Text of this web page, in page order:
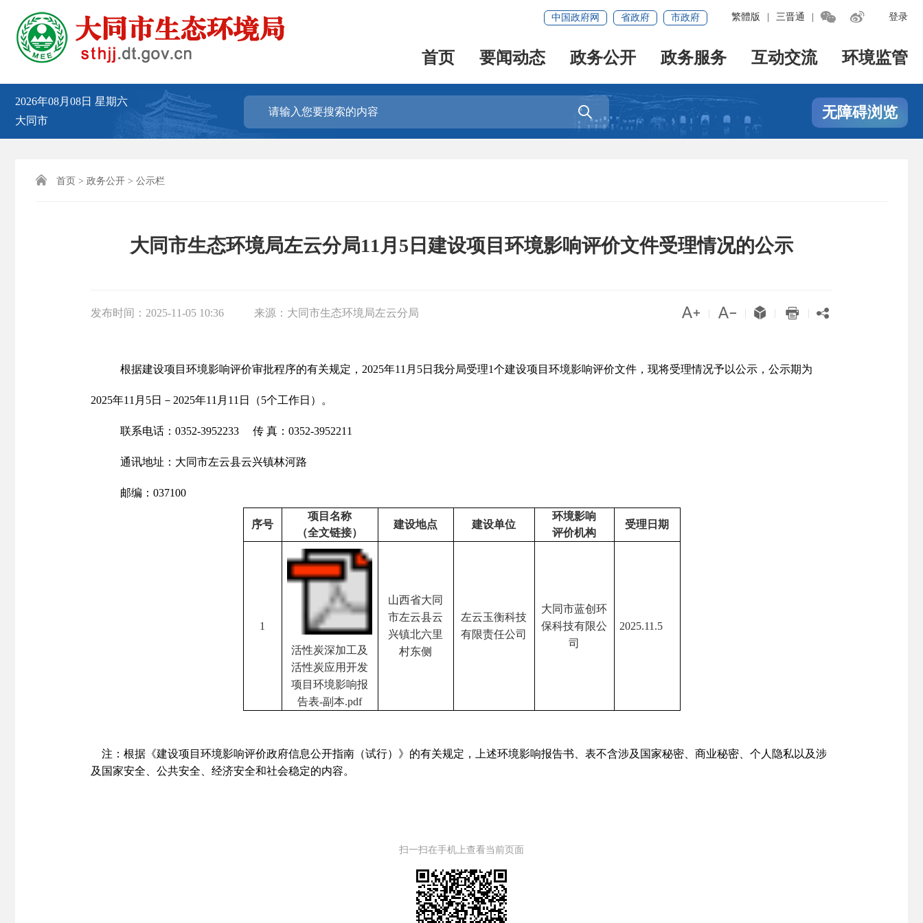
登录
繁體版 三晋通  
中国政府网 省政府 市政府
首页 要闻动态 政务公开 政务服务 互动交流 环境监管
2026年08月08日 星期六
大同市
 无障碍浏览
 首页 > 政务公开 > 公示栏
大同市生态环境局左云分局11月5日建设项目环境影响评价文件受理情况的公示
发布时间： 2025-11-05 10:36 来源： 大同市生态环境局左云分局     
根据建设项目环境影响评价审批程序的有关规定， 2025年11 月 5日我分局受理1个建设项目环境影响评价文件，现将受理情况予以公示，公示期为
2025年11 月 5日－ 2025年11 月 11 日（5个工作日）。
联系电话： 0352-3952233 传 真： 0352-3952211
通讯地址：大同市左云县云兴镇林河路
邮编： 037100
序号
项目名称
（全文链接）
建设地点 建设单位
环境影响
评价机构
受理日期
1
活性炭深加工及
活性炭应用开发
项目环境影响报
告表-副本.pdf
山西省大同
市左云县云
兴镇北六里
村东侧
左云玉衡科技
有限责任公司
大同市蓝创环
保科技有限公
司
2025.11.5
注：根据《建设项目环境影响评价政府信息公开指南（试行）》的有关规定，上述环境影响报告书、表不含涉及国家秘密、商业秘密、个人隐私以及涉
及国家安全、公共安全、经济安全和社会稳定的内容。
扫一扫在手机上查看当前页面